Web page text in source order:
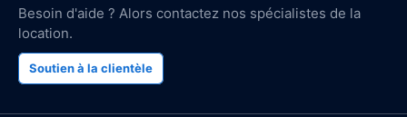
Besoin d'aide ? Alors contactez nos spécialistes de la
location.
Soutien à la clientèle